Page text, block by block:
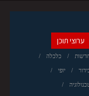
ערוצי תוכן
כלכלה
יופי